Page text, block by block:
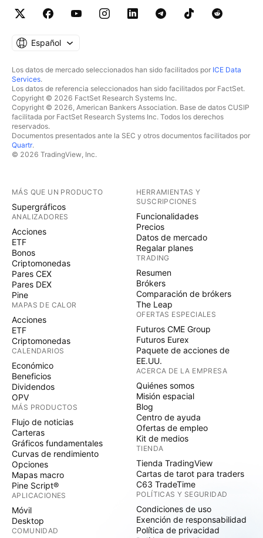
Español
Los datos de mercado seleccionados han sido facilitados por ICE Data
Services.
Los datos de referencia seleccionados han sido facilitados por FactSet.
Copyright © 2026 FactSet Research Systems Inc.
Copyright © 2026, American Bankers Association. Base de datos CUSIP
facilitada por FactSet Research Systems Inc. Todos los derechos
reservados.
Documentos presentados ante la SEC y otros documentos facilitados por
Quartr.
© 2026 TradingView, Inc.
MÁS QUE UN PRODUCTO
Supergráficos
ANALIZADORES
Acciones
ETF
Bonos
Criptomonedas
Pares CEX
Pares DEX
Pine
MAPAS DE CALOR
Acciones
ETF
Criptomonedas
CALENDARIOS
Económico
Beneficios
Dividendos
OPV
MÁS PRODUCTOS
Flujo de noticias
Carteras
Gráficos fundamentales
Curvas de rendimiento
Opciones
Mapas macro
Pine Script®
APLICACIONES
Móvil
Desktop
COMUNIDAD
HERRAMIENTAS Y
SUSCRIPCIONES
Funcionalidades
Precios
Datos de mercado
Regalar planes
TRADING
Resumen
Brókers
Comparación de brókers
The Leap
OFERTAS ESPECIALES
Futuros CME Group
Futuros Eurex
Paquete de acciones de
EE.UU.
ACERCA DE LA EMPRESA
Quiénes somos
Misión espacial
Blog
Centro de ayuda
Ofertas de empleo
Kit de medios
TIENDA
Tienda TradingView
Cartas de tarot para traders
C63 TradeTime
POLÍTICAS Y SEGURIDAD
Condiciones de uso
Exención de responsabilidad
Política de privacidad